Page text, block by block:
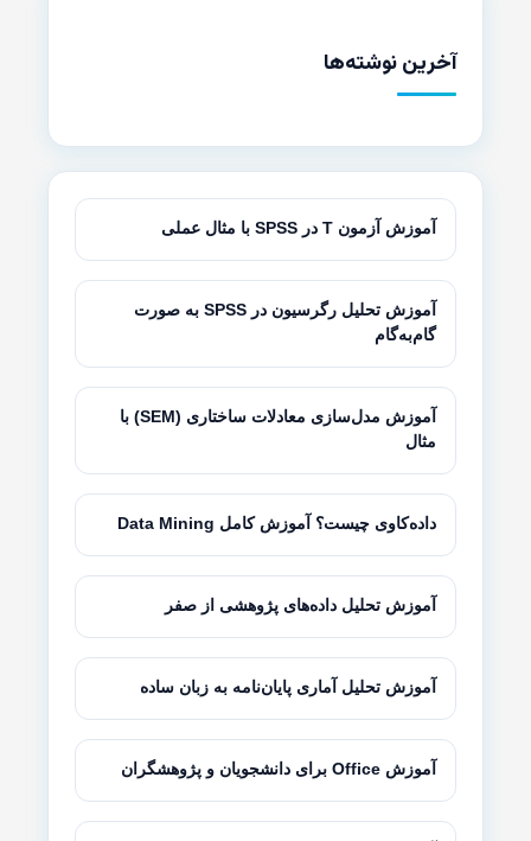
آخرین نوشته‌ها
آموزش آزمون T در SPSS با مثال عملی
آموزش تحلیل رگرسیون در SPSS به صورت
گام‌به‌گام
آموزش مدل‌سازی معادلات ساختاری (SEM) با
مثال
داده‌کاوی چیست؟ آموزش کامل Data Mining
آموزش تحلیل داده‌های پژوهشی از صفر
آموزش تحلیل آماری پایان‌نامه به زبان ساده
آموزش Office برای دانشجویان و پژوهشگران